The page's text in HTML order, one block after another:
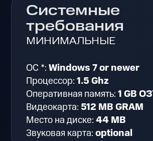
Системные
требования
МИНИМАЛЬНЫЕ
ОС *:Windows 7 or newer
Процессор:1.5 Ghz
Оперативная память:1 GB
Видеокарта:512 MB GRAM
Место на диске:44 MB
Звуковая карта:optional